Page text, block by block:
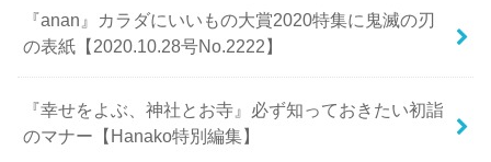
『anan』カラダにいいもの大賞2020特集に鬼滅の刃
の表紙【2020.10.28号No.2222】
『幸せをよぶ、神社とお寺』必ず知っておきたい初詣
のマナー【Hanako特別編集】